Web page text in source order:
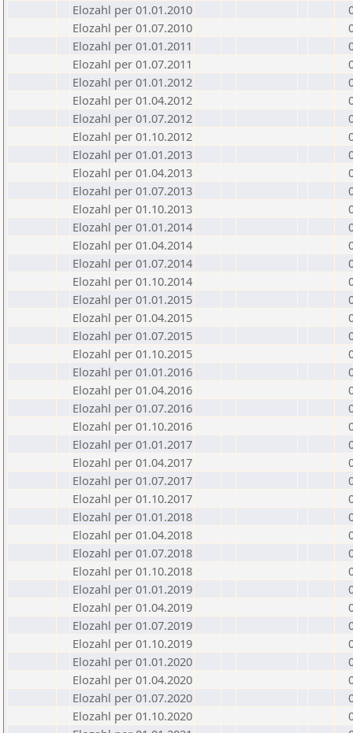
Elozahl per 01.01.2010
Elozahl per 01.07.2010
Elozahl per 01.01.2011
Elozahl per 01.07.2011
Elozahl per 01.01.2012
Elozahl per 01.04.2012
Elozahl per 01.07.2012
Elozahl per 01.10.2012
Elozahl per 01.01.2013
Elozahl per 01.04.2013
Elozahl per 01.07.2013
Elozahl per 01.10.2013
Elozahl per 01.01.2014
Elozahl per 01.04.2014
Elozahl per 01.07.2014
Elozahl per 01.10.2014
Elozahl per 01.01.2015
Elozahl per 01.04.2015
Elozahl per 01.07.2015
Elozahl per 01.10.2015
Elozahl per 01.01.2016
Elozahl per 01.04.2016
Elozahl per 01.07.2016
Elozahl per 01.10.2016
Elozahl per 01.01.2017
Elozahl per 01.04.2017
Elozahl per 01.07.2017
Elozahl per 01.10.2017
Elozahl per 01.01.2018
Elozahl per 01.04.2018
Elozahl per 01.07.2018
Elozahl per 01.10.2018
Elozahl per 01.01.2019
Elozahl per 01.04.2019
Elozahl per 01.07.2019
Elozahl per 01.10.2019
Elozahl per 01.01.2020
Elozahl per 01.04.2020
Elozahl per 01.07.2020
Elozahl per 01.10.2020